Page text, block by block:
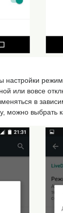
настройки
или вовсе
в
можно выбрать